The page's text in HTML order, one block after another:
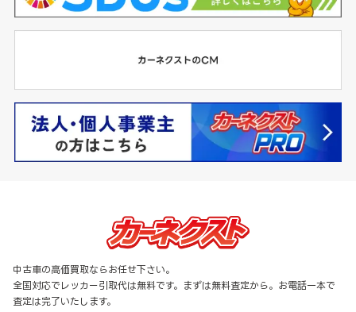
中古車の高価買取ならお任せ下さい。
全国対応でレッカー引取代は無料です。まずは無料査定から。お電話一本で
査定は完了いたします。